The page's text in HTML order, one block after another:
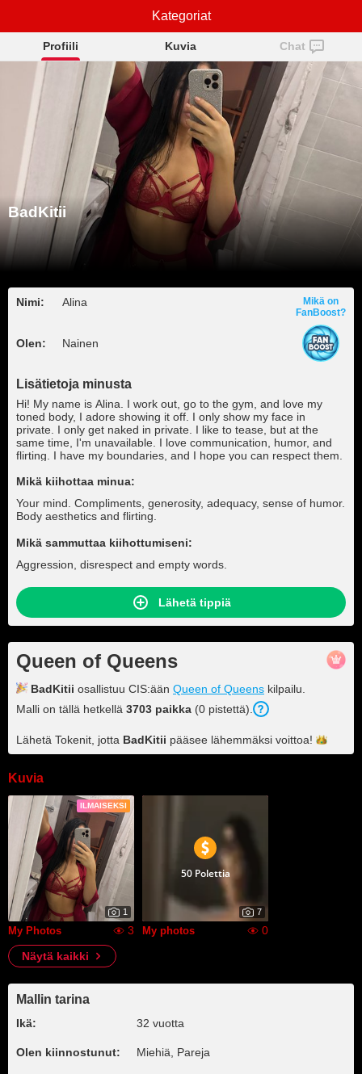
BadKitii
Profiili Kuvia Chat
BadKitii
Nimi: Alina
Olen: Nainen
Mikä on
FanBoost?
Lisätietoja minusta
Hi! My name is Alina. I work out, go to the gym, and love my
toned body, I adore showing it off. I only show my face in
private. I only get naked in private. I like to tease, but at the
same time, I'm unavailable. I love communication, humor, and
flirting. I have my boundaries, and I hope you can respect them.
Mikä kiihottaa minua:
Your mind. Compliments, generosity, adequacy, sense of humor.
Body aesthetics and flirting.
Mikä sammuttaa kiihottumiseni:
Aggression, disrespect and empty words.
Lähetä tippiä
Queen of Queens
BadKitii osallistuu CIS:ään Queen of Queens kilpailu.
Malli on tällä hetkellä 3703 paikka (0 pistettä).
Lähetä Tokenit, jotta BadKitii pääsee lähemmäksi voittoa!
Kuvia
ILMAISEKSI
1
My Photos 3
50 Polettia
7
My photos
0
Näytä kaikki
Mallin tarina
Ikä: 32 vuotta
Olen kiinnostunut: Miehiä, Pareja
Kategoriat